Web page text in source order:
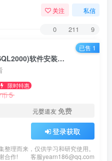
关注 私信
0 211 9
Microsoft SQL Server2000(SQL2000)软件安装教程(附软件下载地址)
限时特惠
币5
元婴道友免费
登录获取
整理而来，仅供学习和研究使用。
合作!
客服yearn186@qq.com
已售 1